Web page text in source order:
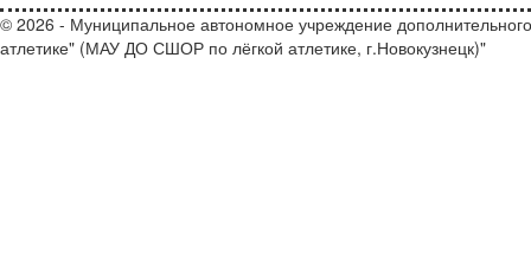
© 2026 - Муниципальное автономное учреждение
атлетике" (МАУ ДО СШОР по лёгкой атлетике, г.Новокузнецк)"